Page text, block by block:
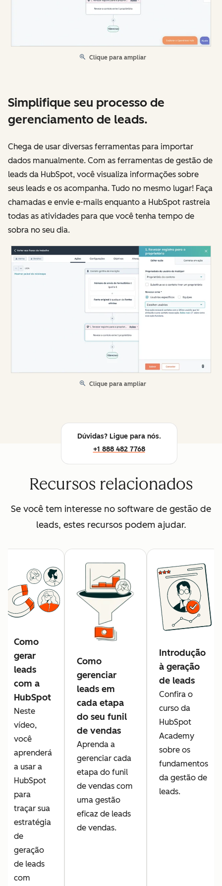
Clique para ampliar
Simplifique seu processo de
gerenciamento de leads.
Chega de usar diversas ferramentas para importar
dados manualmente. Com as ferramentas de gestão de
leads da HubSpot, você visualiza informações sobre
seus leads e os acompanha. Tudo no mesmo lugar! Faça
chamadas e envie e-mails enquanto a HubSpot rastreia
todas as atividades para que você tenha tempo de
sobra no seu dia.
Clique para ampliar
Dúvidas? Ligue para nós.
+1 888 482 7768
Recursos relacionados
Se você tem interesse no software de gestão de
leads, estes recursos podem ajudar.
Como
gerar
leads
com a
HubSpot
Neste
vídeo,
você
aprenderá
a usar a
HubSpot
para
traçar sua
estratégia
de
geração
de leads
com
Como
gerenciar
leads em
cada etapa
do seu funil
de vendas
Aprenda a
gerenciar cada
etapa do funil
de vendas com
uma gestão
eficaz de leads
de vendas.
Introdução
à geração
de leads
Confira o
curso da
HubSpot
Academy
sobre os
fundamentos
da gestão de
leads.